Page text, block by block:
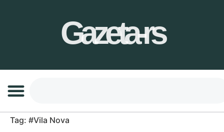
Gazeta-rs
Tag: #Vila Nova